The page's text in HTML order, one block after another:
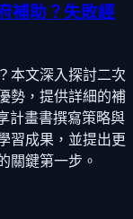
補助？失敗經
本文深入探討二次
勢，提供詳細的補
計畫書撰寫策略與
習成果，並提出更
關鍵第一步。